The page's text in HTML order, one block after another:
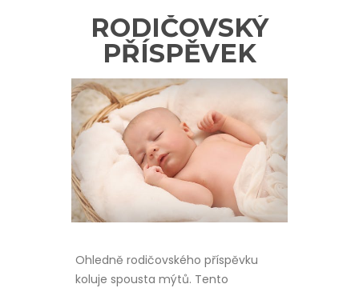
RODIČOVSKÝ
PŘÍSPĚVEK
Ohledně rodičovského příspěvku
koluje spousta mýtů. Tento